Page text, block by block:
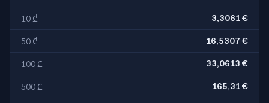
10 ₾ 3,3061 €
50 ₾ 16,5307 €
100 ₾ 33,0613 €
500 ₾ 165,31 €